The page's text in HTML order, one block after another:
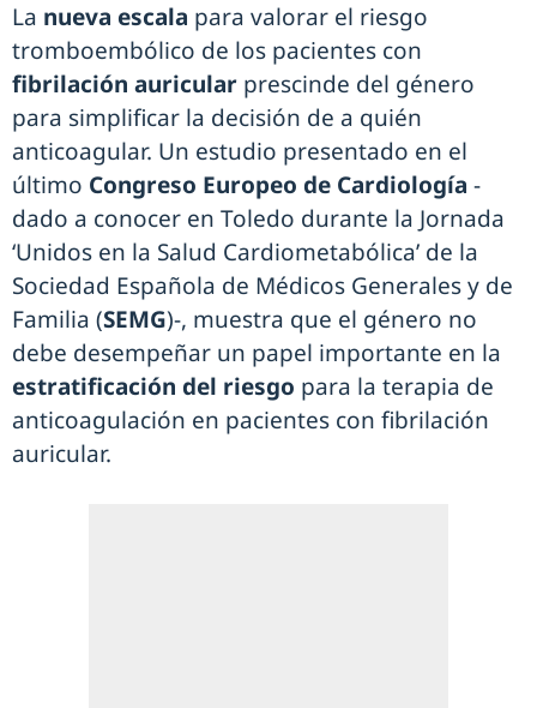
La nueva escala para valorar el riesgo
tromboembólico de los pacientes con
fibrilación auricular prescinde del género
para simplificar la decisión de a quién
anticoagular. Un estudio presentado en el
último Congreso Europeo de Cardiología -
dado a conocer en Toledo durante la Jornada
‘Unidos en la Salud Cardiometabólica’ de la
Sociedad Española de Médicos Generales y de
Familia (SEMG)-, muestra que el género no
debe desempeñar un papel importante en la
estratificación del riesgo para la terapia de
anticoagulación en pacientes con fibrilación
auricular.